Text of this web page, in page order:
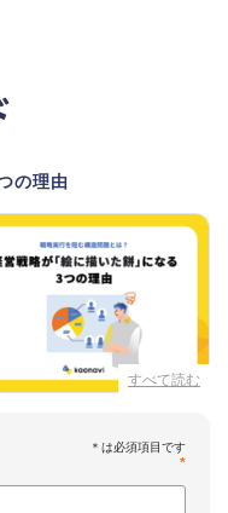
の理由
すべて読む
る組織づくりのステップ
具体的なアプローチをお
*